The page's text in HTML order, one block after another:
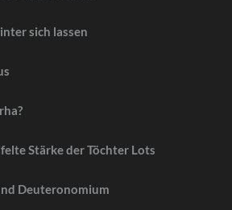
sich lassen
Stärke der Töchter Lots
Deuteronomium